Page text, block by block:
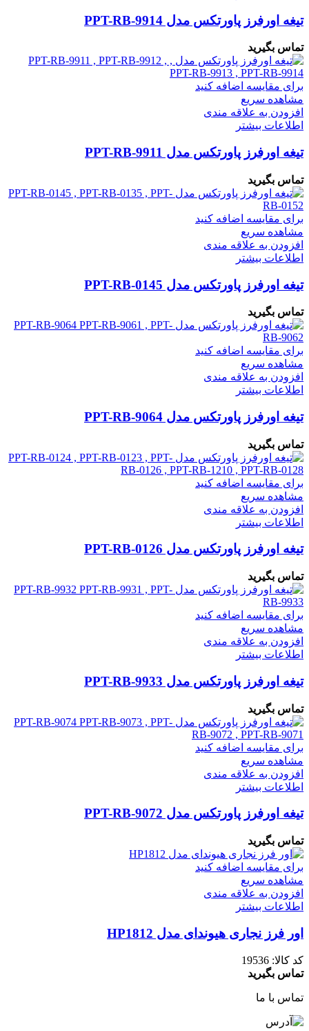
تیغه اورفرز پاورتکس مدل PPT-RB-9914
تماس بگیرید
برای مقایسه اضافه کنید
مشاهده سریع
افزودن به علاقه مندی
اطلاعات بیشتر
تیغه اورفرز پاورتکس مدل PPT-RB-9911
تماس بگیرید
برای مقایسه اضافه کنید
مشاهده سریع
افزودن به علاقه مندی
اطلاعات بیشتر
تیغه اورفرز پاورتکس مدل PPT-RB-0145
تماس بگیرید
برای مقایسه اضافه کنید
مشاهده سریع
افزودن به علاقه مندی
اطلاعات بیشتر
تیغه اورفرز پاورتکس مدل PPT-RB-9064
تماس بگیرید
برای مقایسه اضافه کنید
مشاهده سریع
افزودن به علاقه مندی
اطلاعات بیشتر
تیغه اورفرز پاورتکس مدل PPT-RB-0126
تماس بگیرید
برای مقایسه اضافه کنید
مشاهده سریع
افزودن به علاقه مندی
اطلاعات بیشتر
تیغه اورفرز پاورتکس مدل PPT-RB-9933
تماس بگیرید
برای مقایسه اضافه کنید
مشاهده سریع
افزودن به علاقه مندی
اطلاعات بیشتر
تیغه اورفرز پاورتکس مدل PPT-RB-9072
تماس بگیرید
برای مقایسه اضافه کنید
مشاهده سریع
افزودن به علاقه مندی
اطلاعات بیشتر
اور فرز نجاری هیوندای مدل HP1812
کد کالا: 19536
تماس بگیرید
تماس با ما